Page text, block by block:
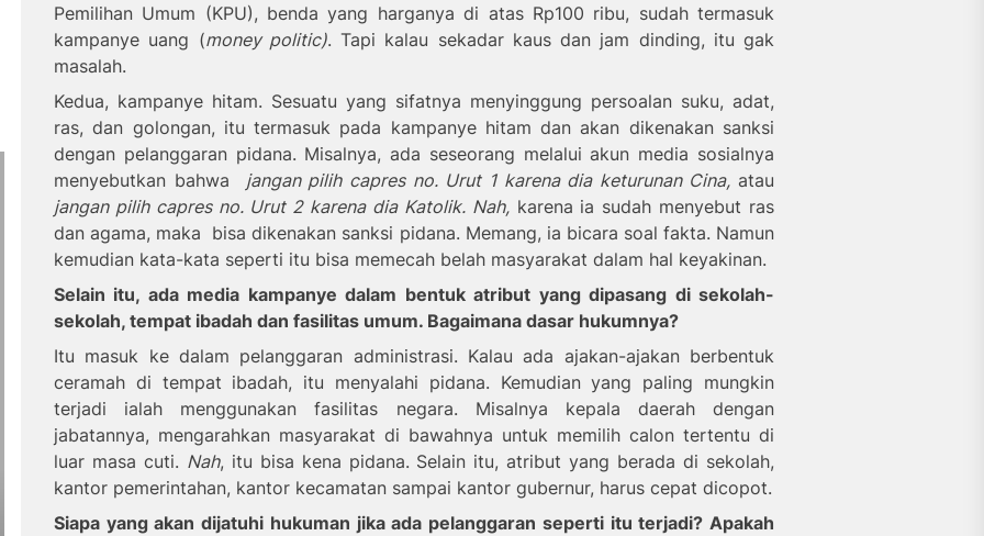
Pemilihan Umum (KPU), benda yang harganya di atas Rp100 ribu, sudah termasuk
kampanye uang (money politic). Tapi kalau sekadar kaus dan jam dinding, itu gak
masalah.
Kedua, kampanye hitam. Sesuatu yang sifatnya menyinggung persoalan suku, adat,
ras, dan golongan, itu termasuk pada kampanye hitam dan akan dikenakan sanksi
dengan pelanggaran pidana. Misalnya, ada seseorang melalui akun media sosialnya
menyebutkan bahwa
jangan pilih capres no. Urut 1 karena dia keturunan Cina,atau
jangan pilih capres no. Urut 2 karena dia Katolik. Nah,karena ia sudah menyebut ras
dan agama, maka bisa dikenakan sanksi pidana. Memang, ia bicara soal fakta. Namun
kemudian kata-kata seperti itu bisa memecah belah masyarakat dalam hal keyakinan.
Selain itu, ada media kampanye dalam bentukatribut yang dipasang di sekolah-
sekolah, tempat ibadah dan fasilitas umum. Bagaimana dasar hukumnya?
Itu masuk ke dalam pelanggaran administrasi. Kalau ada ajakan-ajakan berbentuk
ceramah di tempat ibadah, itu menyalahi pidana. Kemudian yang paling mungkin
terjadi ialah menggunakan fasilitas negara. Misalnya kepala daerah dengan
jabatannya, mengarahkan masyarakat di bawahnya untuk memilih calon tertentu di
luar masa cuti. Nah, itu bisa kena pidana. Selain itu, atribut yang berada di sekolah,
kantor pemerintahan, kantor kecamatan sampai kantor gubernur, harus cepat dicopot.
Siapa yang akan dijatuhi hukuman jika ada pelanggaran seperti itu terjadi? Apakah